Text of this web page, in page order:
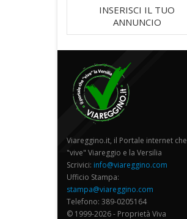
INSERISCI IL TUO
ANNUNCIO
Viareggino.it, il Portale internet che
"vive" Viareggio e la Versilia
Scrivici: info@viareggino.com
Ufficio Stampa:
stampa@viareggino.com
Telefono: 389-0205164
© 1999-2026 - Proprietà Viva